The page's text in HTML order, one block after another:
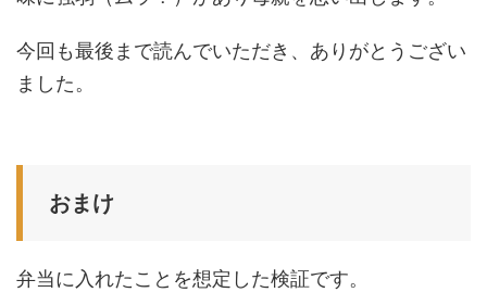
今回も最後まで読んでいただき、ありがとうござい
ました。
おまけ
弁当に入れたことを想定した検証です。